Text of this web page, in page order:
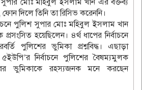
দিলে তিনি তা রিসিভ করেননি।
পুলিশ সুপার মোঃ মহিবুল ইসলাম খান
হয়েছিলেন। ৪র্থ ধাপের নির্বাচনে
পুলিশের ভুমিকা প্রশ্নবিদ্ধ। এছাড়া
নির্বাচনে পুলিশের বৈষম্যমুলক
ভুমিকাকে রহস্যজনক মনে করছেন